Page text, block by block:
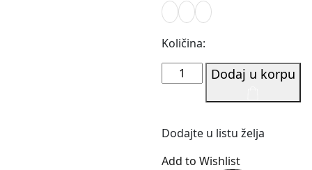
Količina:
Novčanik
Secrid
Twinwallet
količina
Dodaj u korpu
Dodajte u listu želja
Add to Wishlist